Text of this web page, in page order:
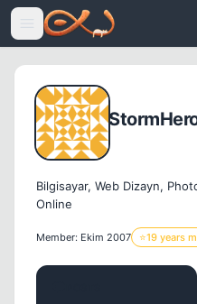
Icerige atla
Bilgisayar, Web Dizayn,
Online
Member: Ekim 2007 ⭐19 years